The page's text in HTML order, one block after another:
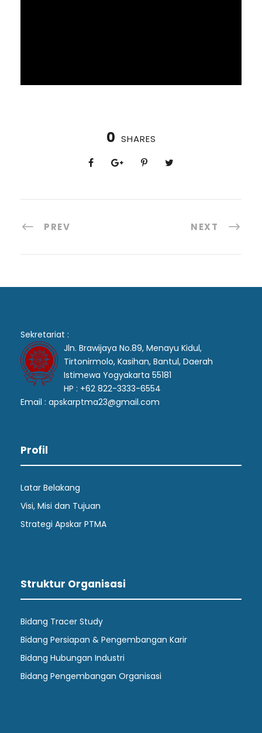
0 SHARES
PREV NEXT
Sekretariat :
Jln. Brawijaya No.89, Menayu Kidul,
Tirtonirmolo, Kasihan, Bantul, Daerah
Istimewa Yogyakarta 55181
HP : +62 822-3333-6554
Email : apskarptma23@gmail.com
Profil
Latar Belakang
Visi, Misi dan Tujuan
Strategi Apskar PTMA
Struktur Organisasi
Bidang Tracer Study
Bidang Persiapan & Pengembangan Karir
Bidang Hubungan Industri
Bidang Pengembangan Organisasi